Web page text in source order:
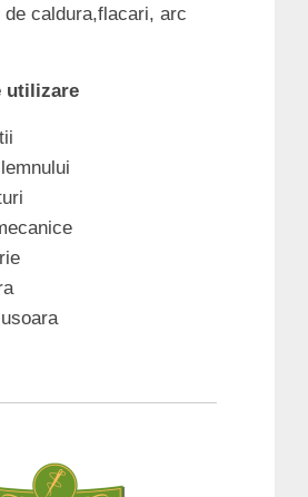
caldura,flacari, arc
utilizare